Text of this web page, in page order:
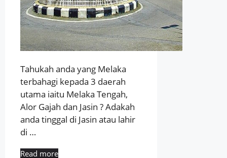
Tahukah anda yang Melaka
terbahagi kepada 3 daerah
utama iaitu Melaka Tengah,
Alor Gajah dan Jasin ? Adakah
anda tinggal di Jasin atau lahir
di …
Read more